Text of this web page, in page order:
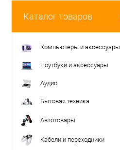
Каталог товаров
Компьютеры и аксессуары
Ноутбуки и аксессуары
Аудио
Бытовая техника
Автотовары
Кабели и переходники